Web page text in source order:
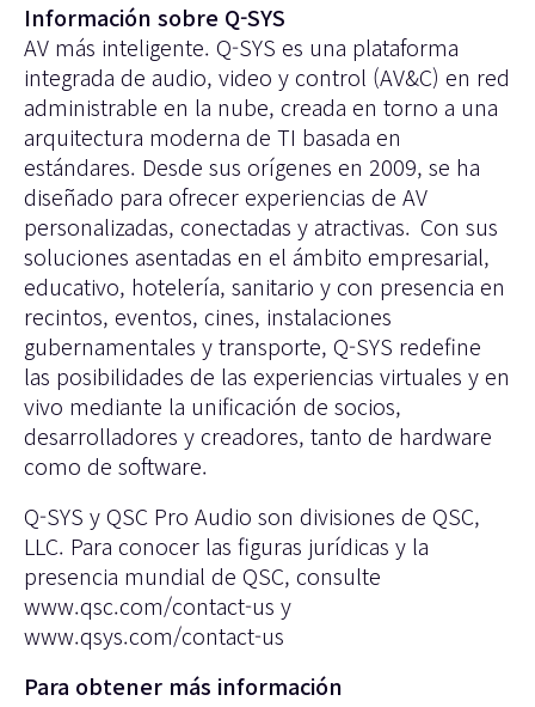
Información sobre Q-SYS
AV más inteligente. Q-SYS es una plataforma
integrada de audio, video y control (AV&C) en red
administrable en la nube, creada en torno a una
arquitectura moderna de TI basada en
estándares. Desde sus orígenes en 2009, se ha
diseñado para ofrecer experiencias de AV
personalizadas, conectadas y atractivas. Con sus
soluciones asentadas en el ámbito empresarial,
educativo, hotelería, sanitario y con presencia en
recintos, eventos, cines, instalaciones
gubernamentales y transporte, Q-SYS redefine
las posibilidades de las experiencias virtuales y en
vivo mediante la unificación de socios,
desarrolladores y creadores, tanto de hardware
como de software.
Q-SYS y QSC Pro Audio son divisiones de QSC,
LLC. Para conocer las figuras jurídicas y la
presencia mundial de QSC, consulte
www.qsc.com/contact-us y
www.qsys.com/contact-us
Para obtener más información